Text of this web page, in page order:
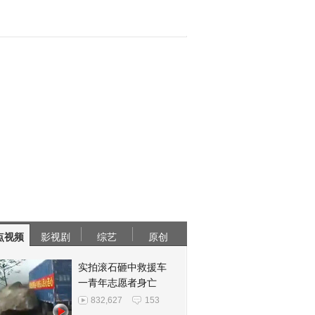
视频 影视剧 综艺 原创
实拍滚石砸中救援车
一青年志愿者身亡
832,627 153